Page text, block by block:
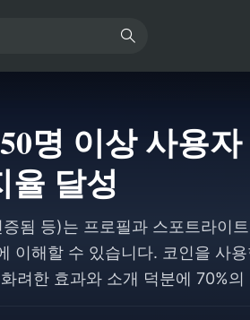
명 이상 사용
율 달성
됨 등)는 프로필과 스포트라이
이해할 수 있습니다. 코인을 사
려한 효과와 소개 덕분에 70%